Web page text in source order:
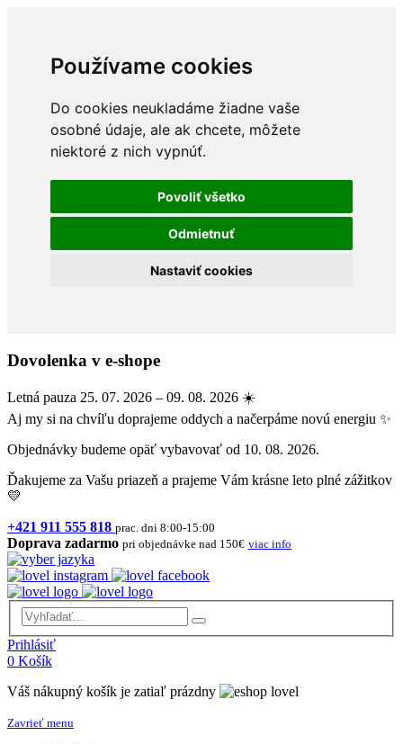
Používame cookies
Do cookies neukladáme žiadne vaše
osobné údaje, ale ak chcete, môžete
niektoré z nich vypnúť.
Povoliť všetko
Odmietnuť
Nastaviť cookies
Dovolenka v e-shope
Letná pauza 25. 07. 2026 – 09. 08. 2026 ☀️
Aj my si na chvíľu doprajeme oddych a načerpáme novú energiu ✨
Objednávky budeme opäť vybavovať od 10. 08. 2026.
Ďakujeme za Vašu priazeň a prajeme Vám krásne leto plné zážitkov
💛
+421 911 555 818 prac. dni 8:00-15:00
Doprava zadarmo pri objednávke nad 150€ viac info
Prihlásiť
0 Košík
Váš nákupný košík je zatiaľ prázdny
Zavrieť menu